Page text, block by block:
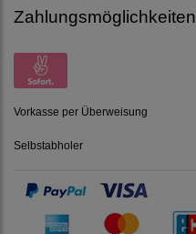
Zahlungsmöglichkeiten
Vorkasse per Überweisung
Selbstabholer